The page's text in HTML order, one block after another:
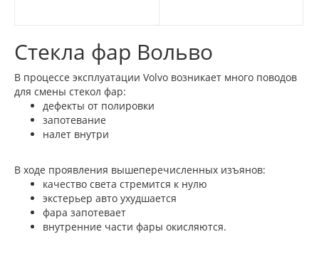
Стекла фар Вольво
В процессе эксплуатации Volvo возникает много поводов
для смены стекол фар:
дефекты от полировки
запотевание
налет внутри
В ходе проявления вышеперечисленных изъянов:
качество света стремится к нулю
экстерьер авто ухудшается
фара запотевает
внутренние части фары окисляются.